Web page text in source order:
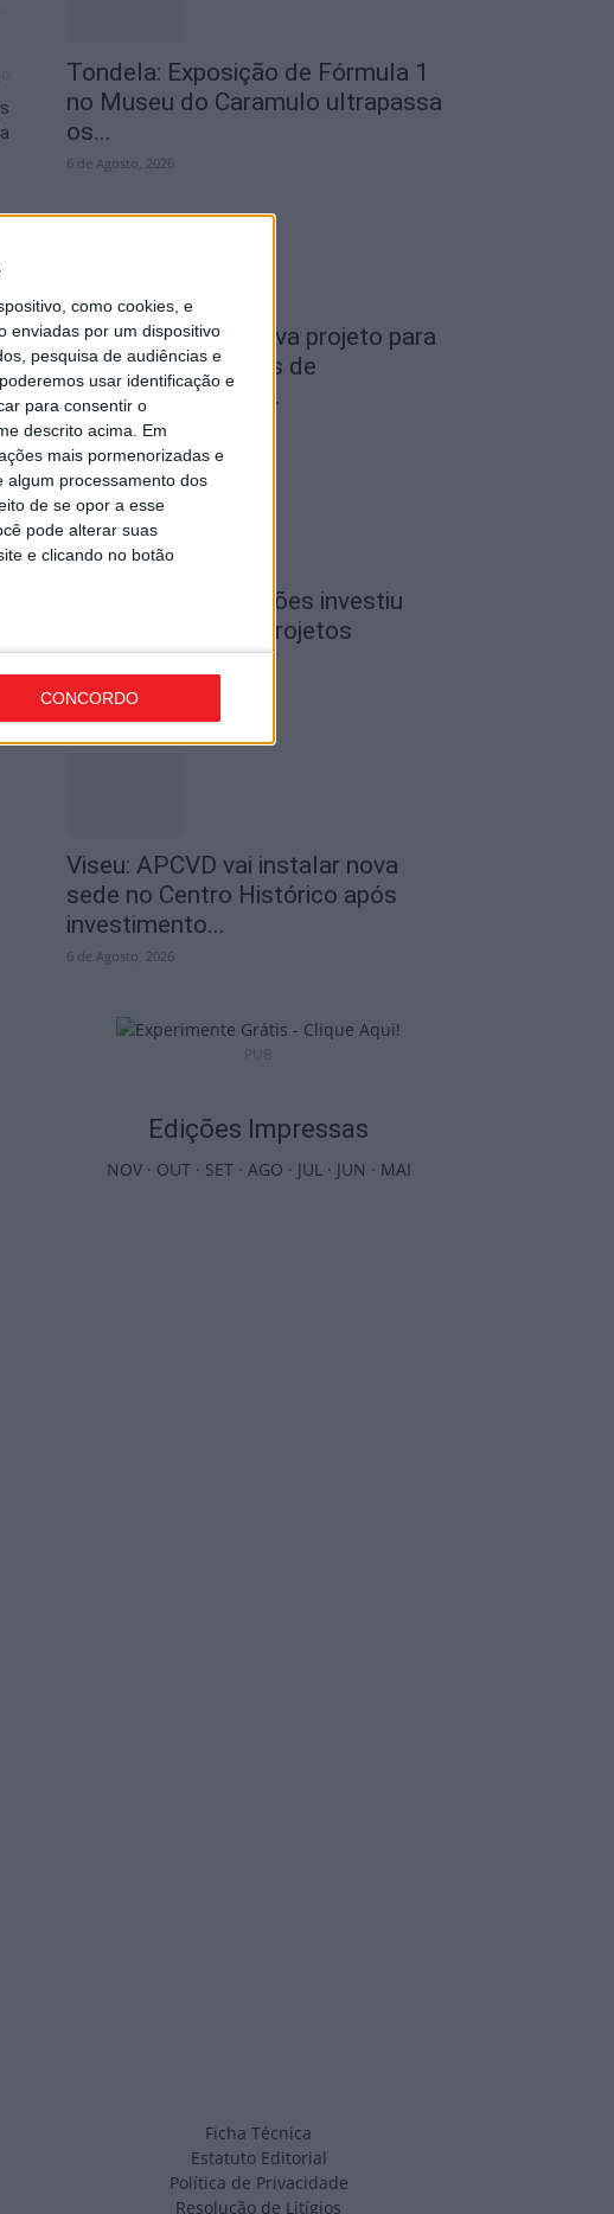
como cookies, e
enviadas por um dispositivo
pesquisa de audiências e
usar identificação e
para consentir o
descrito acima. Em
mais pormenorizadas e
algum processamento dos
de se opor a esse
pode alterar suas
e clicando no botão
CONCORDO
Tondela: Exposição de Fórmula 1
no Museu do Caramulo ultrapassa
os...
6 de Agosto, 2026
Viseu: Câmara aprova projeto para
instalar 54 câmaras de
videovigilância em...
6 de Agosto, 2026
Viseu: CIM Dão Lafões investiu
350 mil euros em projetos
educativos...
6 de Agosto, 2026
Viseu: APCVD vai instalar nova
sede no Centro Histórico após
investimento...
6 de Agosto, 2026
Edições Impressas
NOV· OUT· SET· AGO · JUL· JUN · MAI
Ficha Técnica
Estatuto Editorial
Política de Privacidade
Resolução de Litígios